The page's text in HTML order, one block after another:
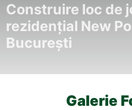
Construire loc de
rezidențial New
București
Galerie